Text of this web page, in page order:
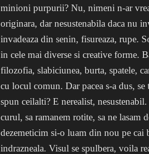
minioni purpurii? Nu, nimeni n-ar
originara, dar nesustenabila daca nu
invadeaza din senin, fisureaza, rupe.
in cele mai diverse si creative forme.
filozofia, slabiciunea, burta, spatele,
cu locul comun. Dar pacea s-a dus,
spun ceilalti? E nerealist,
curul, sa ramanem rotite, sa ne lasam
dezemeticim si-o luam din nou pe cai
indrazneala. Visul se spulbera, voila